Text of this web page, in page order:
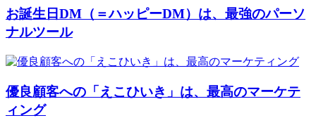
お誕生日DM（＝ハッピーDM）は、最強のパーソ
ナルツール
優良顧客への「えこひいき」は、最高のマーケテ
ィング